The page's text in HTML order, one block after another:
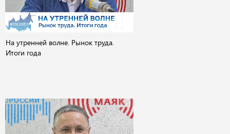
На утренней волне. Рынок труда.
Итоги года